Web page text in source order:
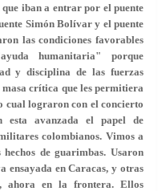
iban a entrar por el puente
Simón Bolívar y el puente
las condiciones favorables
humanitaria" porque
y disciplina de las fuerzas
masa crítica que les permitiera
cual lograron con el concierto
esta avanzada el papel de
colombianos. Vimos a
de guarimbas. Usaron
ensayada en Caracas, y otras
ahora en la frontera. Ellos